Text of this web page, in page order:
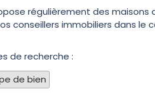
régulièrement des maisons
conseillers immobiliers dans le
de recherche :
de bien